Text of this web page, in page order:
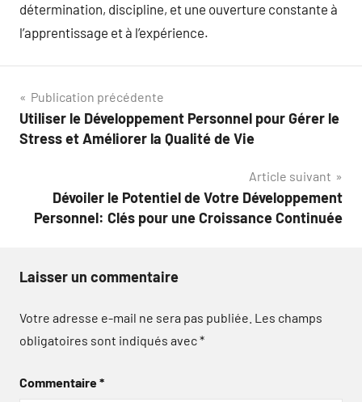
détermination, discipline, et une ouverture constante à
l’apprentissage et à l’expérience.
Navigation
de
Publication précédente
Utiliser le Développement Personnel pour Gérer le
Stress et Améliorer la Qualité de Vie
Article suivant
Dévoiler le Potentiel de Votre Développement
Personnel: Clés pour une Croissance Continuée
Laisser un commentaire
Votre adresse e-mail ne sera pas publiée. Les champs
obligatoires sont indiqués avec*
Commentaire*